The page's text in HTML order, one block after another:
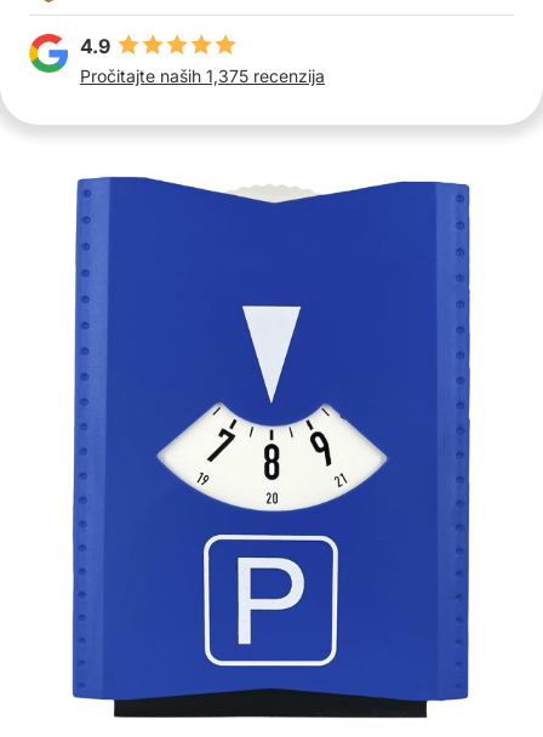
4.9
Pročitajte naših 1,375 recenzija